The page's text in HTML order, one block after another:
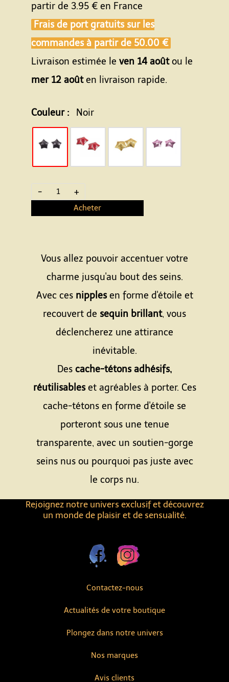
Contactez-nous
Actualités de votre boutique
Avis clients
Nos marques
Rejoignez notre univers exclusif et découvrez
un monde de plaisir et de sensualité.
Plongez dans notre univers
partir de 3.95 € en France
Frais de port gratuits sur les
commandes à partir de 50.00 €
Livraison estimée le ven 14 aoûtou le
mer 12 aoûten livraison rapide.
Couleur : Noir
- +
Acheter
Vous allez pouvoir accentuer votre
charme jusqu'au bout des seins.
Avec ces nipplesen forme d'étoile et
recouvert de sequin brillant, vous
déclencherez une attirance
inévitable.
Des cache-tétons adhésifs,
réutilisableset agréables à porter. Ces
cache-tétons en forme d'étoile se
porteront sous une tenue
transparente, avec un soutien-gorge
seins nus ou pourquoi pas juste avec
le corps nu.